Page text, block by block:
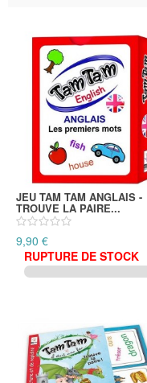
JEU TAM TAM ANGLAIS -
TROUVE LA PAIRE...
9,90 €
RUPTURE DE STOCK